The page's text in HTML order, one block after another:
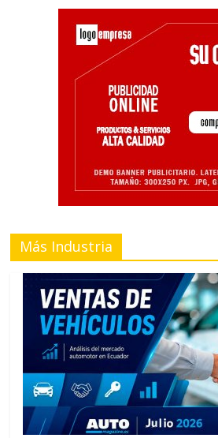
Más Industria